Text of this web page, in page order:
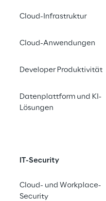
Cloud-Infrastruktur
Cloud-Anwendungen
Developer Produktivität
Datenplattform und KI-
Lösungen
IT-Security
Cloud- und Workplace-
Security
Mit
Power
Builder
schaffen
durch
Abläufe